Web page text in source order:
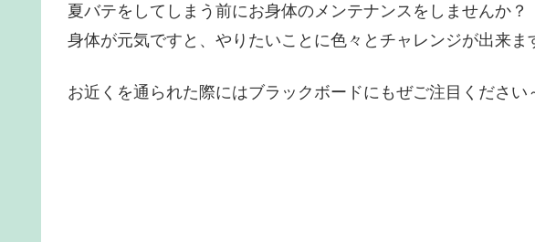
夏バテをしてしまう前にお身体のメンテナンスをしませんか？
身体が元気ですと、やりたいことに色々とチャレンジが出来ま
お近くを通られた際にはブラックボードにもぜご注目ください